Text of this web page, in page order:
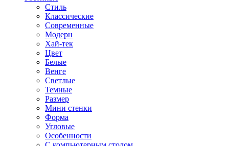
Стиль
Классические
Современные
Модерн
Хай-тек
Цвет
Белые
Венге
Светлые
Темные
Размер
Мини стенки
Форма
Угловые
Особенности